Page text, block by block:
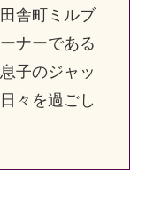
舎町ミルブ
ナーである
子のジャッ
々を過ごし